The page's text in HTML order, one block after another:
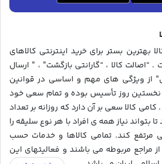
بهترین بستر برای خرید اینترنتی کالاهای
. “اصالت کالا ، “گارانتی بازگشت” ، ” ارسال
از ویژگی های مهم و اساسی در قوانین
نخستین روز تأسیس بوده و تمام سعی خود
. کامی کالا سعی بر آن دارد که روزانه بر تعداد
بتواند نیاز همه ی افراد با هر نوع سلیقه را
مرتفع کند. تمامی کالاها و خدمات حسب
مراجع مربوطه می باشند و فعالیتهای این